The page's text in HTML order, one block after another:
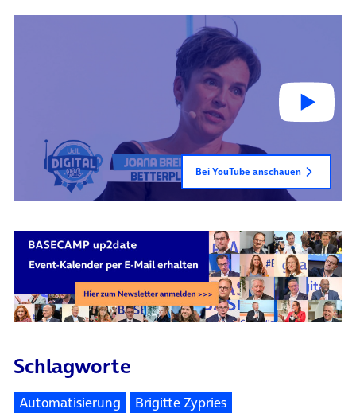
Bei YouTube anschauen
Schlagworte
Automatisierung
Brigitte Zypries